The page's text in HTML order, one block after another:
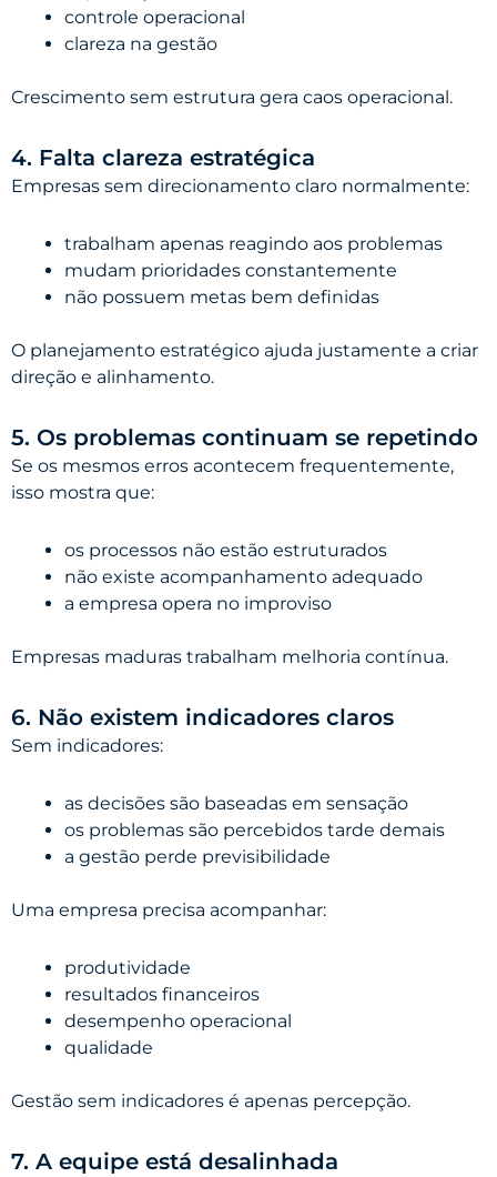
controle operacional
clareza na gestão
Crescimento sem estrutura gera caos operacional.
4. Falta clareza estratégica
Empresas sem direcionamento claro normalmente:
trabalham apenas reagindo aos problemas
mudam prioridades constantemente
não possuem metas bem definidas
O planejamento estratégico ajuda justamente a criar
direção e alinhamento.
5. Os problemas continuam se repetindo
Se os mesmos erros acontecem frequentemente,
isso mostra que:
os processos não estão estruturados
não existe acompanhamento adequado
a empresa opera no improviso
Empresas maduras trabalham melhoria contínua.
6. Não existem indicadores claros
Sem indicadores:
as decisões são baseadas em sensação
os problemas são percebidos tarde demais
a gestão perde previsibilidade
Uma empresa precisa acompanhar:
produtividade
resultados financeiros
desempenho operacional
qualidade
Gestão sem indicadores é apenas percepção.
7. A equipe está desalinhada